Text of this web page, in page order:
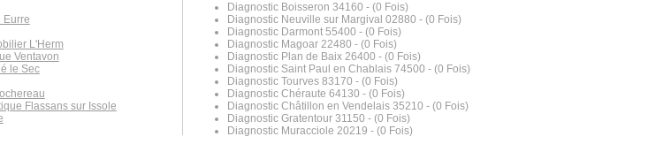
Eurre
L'Herm
Ventavon
le Sec
Flassans sur Issole
Diagnostic Boisseron 34160 - (0 Fois)
Diagnostic Neuville sur Margival 02880 - (0 Fois)
Diagnostic Darmont 55400 - (0 Fois)
Diagnostic Magoar 22480 - (0 Fois)
Diagnostic Plan de Baix 26400 - (0 Fois)
Diagnostic Saint Paul en Chablais 74500 - (0 Fois)
Diagnostic Tourves 83170 - (0 Fois)
Diagnostic Chéraute 64130 - (0 Fois)
Diagnostic Châtillon en Vendelais 35210 - (0 Fois)
Diagnostic Gratentour 31150 - (0 Fois)
Diagnostic Muracciole 20219 - (0 Fois)